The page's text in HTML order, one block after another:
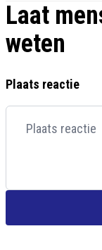
Laat
weten
Plaats reactie